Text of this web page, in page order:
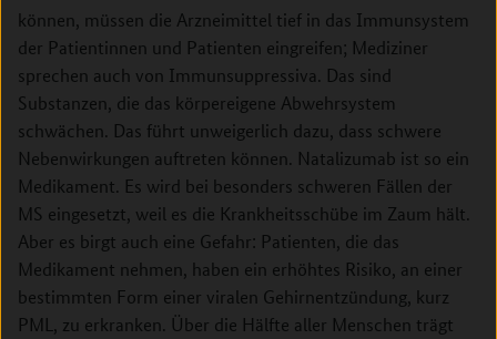
können, müssen die Arzneimittel tief in das Immunsystem
der Patientinnen und Patienten eingreifen; Mediziner
sprechen auch von Immunsuppressiva. Das sind
Substanzen, die das körpereigene Abwehrsystem
schwächen. Das führt unweigerlich dazu, dass schwere
Nebenwirkungen auftreten können. Natalizumab ist so ein
Medikament. Es wird bei besonders schweren Fällen der
MS eingesetzt, weil es die Krankheitsschübe im Zaum hält.
Aber es birgt auch eine Gefahr: Patienten, die das
Medikament nehmen, haben ein erhöhtes Risiko, an einer
bestimmten Form einer viralen Gehirnentzündung, kurz
PML, zu erkranken. Über die Hälfte aller Menschen trägt